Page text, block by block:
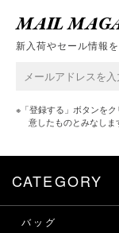
MAIL
新入荷やセール情報
※「登録する」ボタンをク
意したものとみなしま
CATEGORY
バッグ